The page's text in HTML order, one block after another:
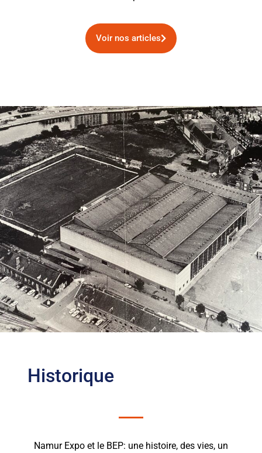
Voir nos articles
Historique
Namur Expo et le BEP: une histoire, des vies, un